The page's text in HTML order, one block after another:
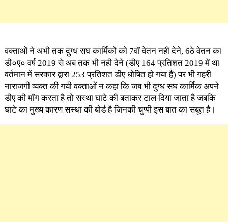
वक्ताओं ने अभी तक दुग्ध सघ कार्मिकों को 7वॉ वेतन नही देने, 6ठे वेतन का
डी०ए० वर्ष 2019 से अब तक भी नही देने (डीए 164 प्रतिशत 2019 में था
वर्तमान में सरकार द्वारा 253 प्रतिशत डीए धोषित हो गया है) पर भी गहरी
नाराजगी व्यक्त की गयी वक्ताओं न कहा कि जब भी दुग्ध सघ कार्मिक अपने
डीए की मॉग करता है तो सस्था घाटे की बताकर टाल दिया जाता है जबकि
घाटे का मुख्य कारण सस्था की बोर्ड है जिनकी चुप्पी इस बात का सबूत है।